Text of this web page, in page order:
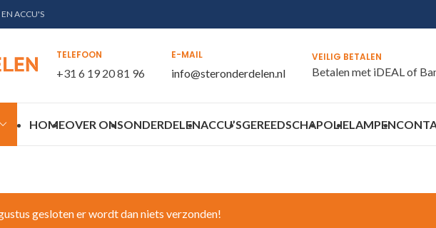
ACCU'S
TELEFOON
+31 6 19 20 81 96
E-MAIL
info@steronderdelen.nl
VEILIG BETALEN
Betalen met iDEAL of
HOMEOVER ONSONDERDELENACCU’SGEREEDSCHAPOLIELAMPEN
gesloten er wordt dan niets verzonden!